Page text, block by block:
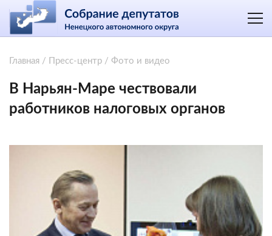
Главная / Пресс-центр / Фото и видео
В Нарьян-Маре чествовали
работников налоговых органов